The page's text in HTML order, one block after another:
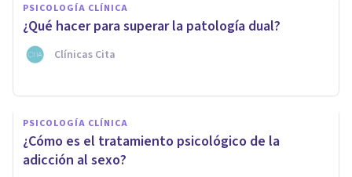
PSICOLOGÍA CLÍNICA
¿Qué hacer para superar la patología dual?
Clínicas Cita
PSICOLOGÍA CLÍNICA
¿Cómo es el tratamiento psicológico de la
adicción al sexo?
¿Cómo distinguimos cuándo el
tratamiento de una adicción
necesita ingreso?